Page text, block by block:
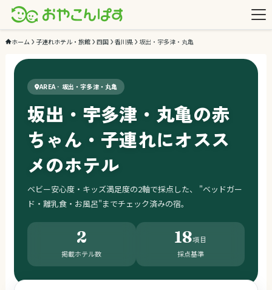
ホーム 子連れホテル・旅館 四国 香川県 坂出・宇多津・丸亀
AREA · 坂出・宇多津・丸亀
坂出・宇多津・丸亀の赤
ちゃん・子連れにオスス
メのホテル
ベビー安心度・キッズ満足度の2軸で採点した、
"ベッドガー
ド・離乳食・お風呂"までチェック済みの宿。
2
掲載ホテル数
18項目
採点基準